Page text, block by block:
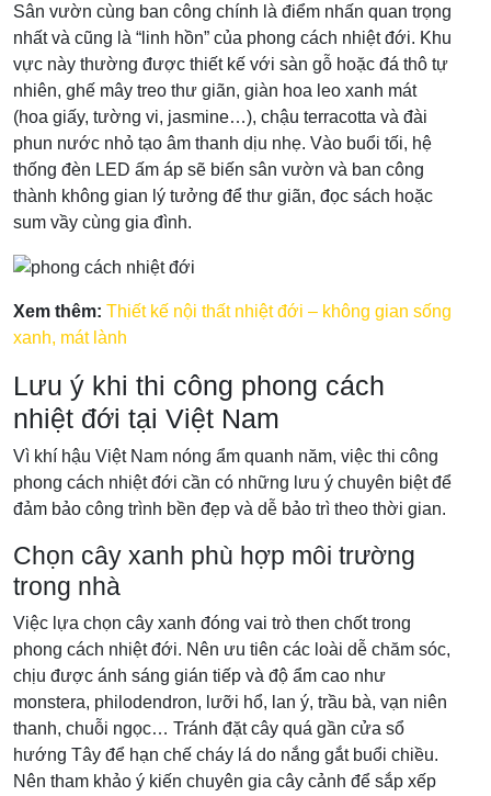
Sân vườn cùng ban công chính là điểm nhấn quan trọng
nhất và cũng là “linh hồn” của phong cách nhiệt đới. Khu
vực này thường được thiết kế với sàn gỗ hoặc đá thô tự
nhiên, ghế mây treo thư giãn, giàn hoa leo xanh mát
(hoa giấy, tường vi, jasmine…), chậu terracotta và đài
phun nước nhỏ tạo âm thanh dịu nhẹ. Vào buổi tối, hệ
thống đèn LED ấm áp sẽ biến sân vườn và ban công
thành không gian lý tưởng để thư giãn, đọc sách hoặc
sum vầy cùng gia đình.
Xem thêm: Thiết kế nội thất nhiệt đới – không gian sống
xanh, mát lành
Lưu ý khi thi công phong cách
nhiệt đới tại Việt Nam
Vì khí hậu Việt Nam nóng ẩm quanh năm, việc thi công
phong cách nhiệt đới cần có những lưu ý chuyên biệt để
đảm bảo công trình bền đẹp và dễ bảo trì theo thời gian.
Chọn cây xanh phù hợp môi trường
trong nhà
Việc lựa chọn cây xanh đóng vai trò then chốt trong
phong cách nhiệt đới. Nên ưu tiên các loài dễ chăm sóc,
chịu được ánh sáng gián tiếp và độ ẩm cao như
monstera, philodendron, lưỡi hổ, lan ý, trầu bà, vạn niên
thanh, chuỗi ngọc… Tránh đặt cây quá gần cửa sổ
hướng Tây để hạn chế cháy lá do nắng gắt buổi chiều.
Nên tham khảo ý kiến chuyên gia cây cảnh để sắp xếp